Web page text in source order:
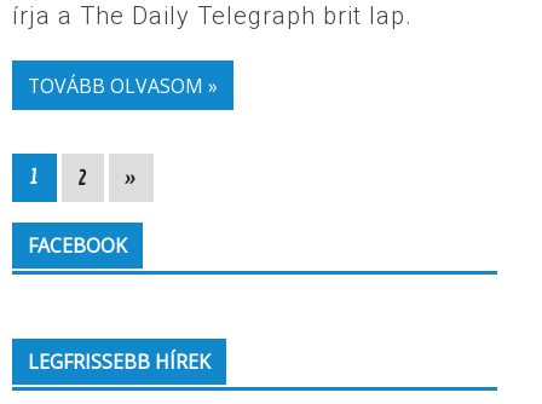
írja a The Daily Telegraph brit lap.
TOVÁBB OLVASOM »
1 2 »
FACEBOOK
LEGFRISSEBB HÍREK